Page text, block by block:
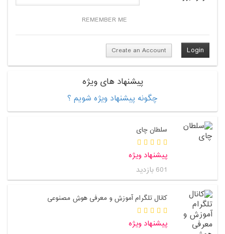
REMEMBER ME
Create an Account
پیشنهاد های ویژه
چگونه پیشنهاد ویژه شویم ؟
سلطان چای
پیشنهاد ویژه
601 بازدید
کانال تلگرام آموزش و معرفی هوش مصنوعی
پیشنهاد ویژه